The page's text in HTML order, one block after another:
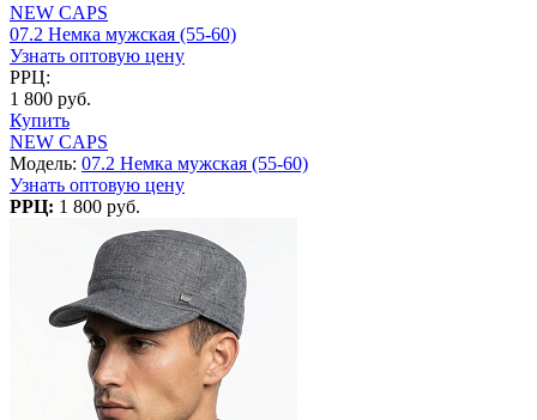
NEW CAPS
07.2 Немка мужская (55-60)
Узнать оптовую цену
РРЦ:
1 800 руб.
Купить
NEW CAPS
Модель: 07.2 Немка мужская (55-60)
Узнать оптовую цену
РРЦ: 1 800 руб.